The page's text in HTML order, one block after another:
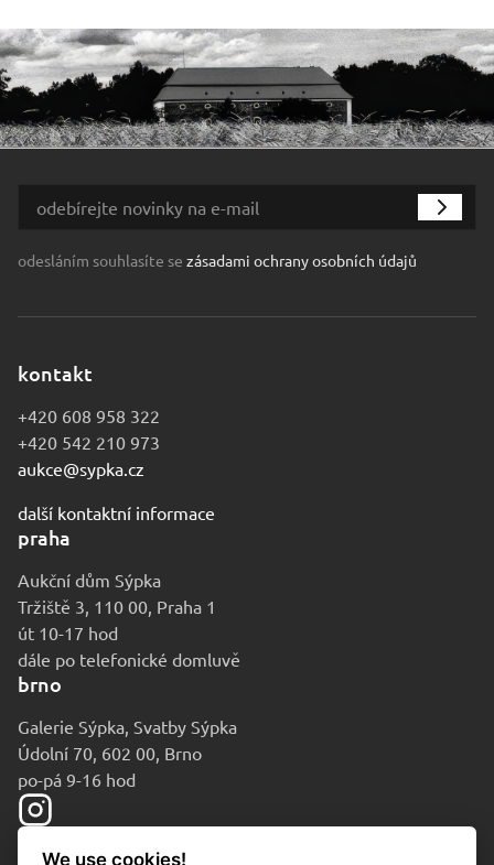
odesláním souhlasíte se zásadami ochrany osobních údajů
kontakt
+420 608 958 322
+420 542 210 973
aukce@sypka.cz
další kontaktní informace
praha
Aukční dům Sýpka
Tržiště 3, 110 00, Praha 1
út 10-17 hod
dále po telefonické domluvě
brno
Galerie Sýpka, Svatby Sýpka
Údolní 70, 602 00, Brno
po-pá 9-16 hod
We use cookies!